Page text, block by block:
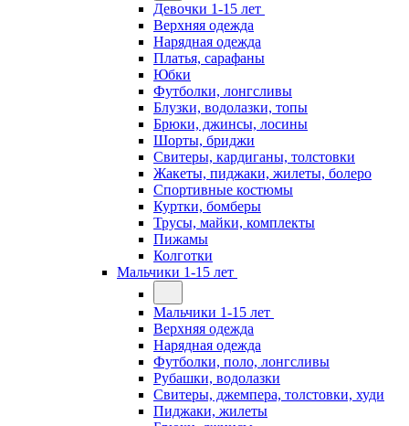
Девочки 1-15 лет
Верхняя одежда
Нарядная одежда
Платья, сарафаны
Юбки
Футболки, лонгсливы
Блузки, водолазки, топы
Брюки, джинсы, лосины
Шорты, бриджи
Свитеры, кардиганы, толстовки
Жакеты, пиджаки, жилеты, болеро
Спортивные костюмы
Куртки, бомберы
Трусы, майки, комплекты
Пижамы
Колготки
Мальчики 1-15 лет
Мальчики 1-15 лет
Верхняя одежда
Нарядная одежда
Футболки, поло, лонгсливы
Рубашки, водолазки
Свитеры, джемпера, толстовки, худи
Пиджаки, жилеты